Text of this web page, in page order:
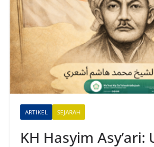
a
t
i
v
ARTIKEL SEJARAH
KH Hasyim Asy’ari: